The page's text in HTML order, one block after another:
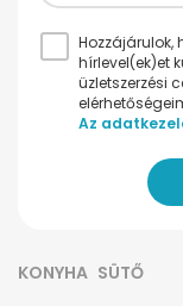
Hozzájárulok,
hírlevel(ek)et
üzletszerzési
Az
KONYHA SÜTŐ